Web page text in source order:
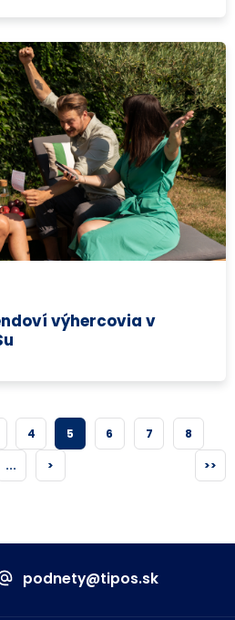
výhercovia v
4 5 6 7 8
... > >>
podnety@tipos.sk